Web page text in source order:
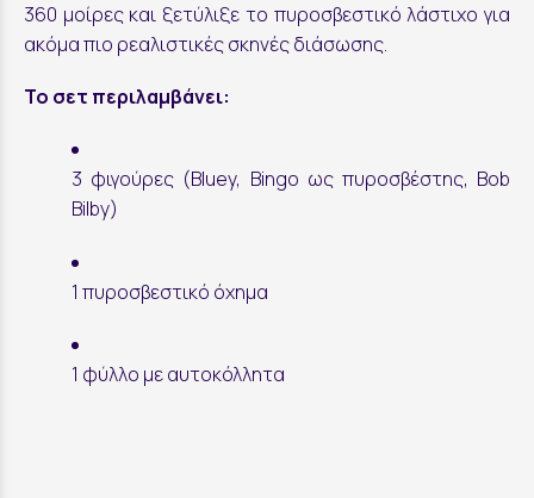
360 μοίρες και ξετύλιξε το πυροσβεστικό λάστιχο για
ακόμα πιο ρεαλιστικές σκηνές διάσωσης.
Το σετ περιλαμβάνει:
3 φιγούρες (Bluey, Bingo ως πυροσβέστης, Bob
Bilby)
1 πυροσβεστικό όχημα
1 φύλλο με αυτοκόλλητα